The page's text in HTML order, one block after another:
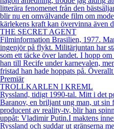
litterära fenomenet från den
blir nu en omvälvande film om
kärlekens kraft kan övervinna även
THE SECRET AGENT
Filminformation Brasilien, 1977.
ingenjör på flykt. Militärjuntan har
som ett täcke över landet. I hopp
han till Recife under karnevalen,
fristad han hade hoppats på.
Premiär
TROLLKARLEN I KREML
Ryssland, tidigt 1990-tal. Mitt i det
Baranov, en briljant ung man, ut sin
producent av reality-tv, blir han
uppåt: Vladimir Putin.I maktens
Ryssland och suddar ut gränserna